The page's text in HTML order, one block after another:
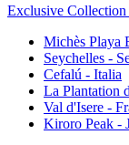
Exclusive Collection
Michès Playa
Seychelles -
Cefalú - Italia
La Plantation
Val d'Isere -
Kiroro Peak -